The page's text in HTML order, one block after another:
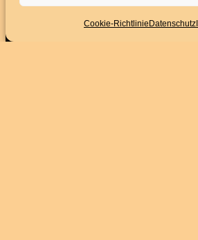
Cookie-Richtlinie Datenschutz